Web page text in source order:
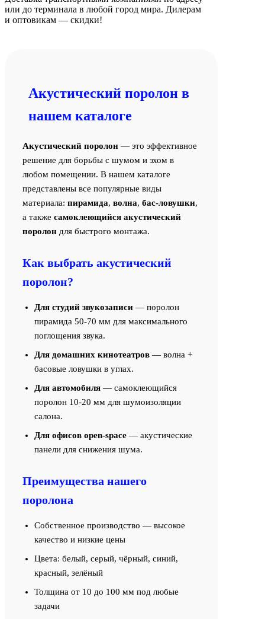
или до терминала в любой город мира. Дилерам
и оптовикам — скидки!
Акустический поролон в
нашем каталоге
Акустический поролон — это эффективное
решение для борьбы с шумом и эхом в
любом помещении. В нашем каталоге
представлены все популярные виды
материала: пирамида, волна, бас-ловушки,
а также самоклеющийся акустический
поролон для быстрого монтажа.
Как выбрать акустический
поролон?
Для студий звукозаписи — поролон
пирамида 50-70 мм для максимального
поглощения звука.
Для домашних кинотеатров — волна +
басовые ловушки в углах.
Для автомобиля — самоклеющийся
поролон 10-20 мм для шумоизоляции
салона.
Для офисов open-space — акустические
панели для снижения шума.
Преимущества нашего
поролона
Собственное производство — высокое
качество и низкие цены
Цвета: белый, серый, чёрный, синий,
красный, зелёный
Толщина от 10 до 100 мм под любые
задачи